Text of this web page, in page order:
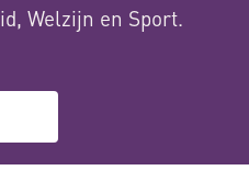
Welzijn en Sport.